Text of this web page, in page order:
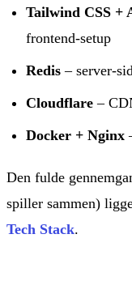
Tailwind CSS +
frontend-setup
Redis – server-
Cloudflare –
Docker + Nginx
Den fulde
spiller sammen)
Tech Stack.